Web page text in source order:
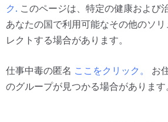
ク . このページは、特定の健康および
あなたの国で利用可能なその他のソ
レクトする場合があります。
仕事中毒の匿名 ここをクリック。
お
のグループが見つかる場合があります